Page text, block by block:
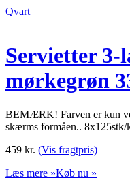
Qvart
Servietter 3-
mørkegrøn
BEMÆRK! Farven er kun
skærms formåen.. 8x125stk/
459 kr. (Vis fragtpris)
Læs mere »Køb nu »